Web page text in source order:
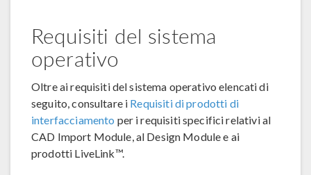
Requisiti del sistema
operativo
Oltre ai requisiti del sistema operativo elencati di
seguito, consultare i Requisiti di prodotti di
interfacciamento per i requisiti specifici relativi al
CAD Import Module, al Design Module e ai
prodotti LiveLink™.